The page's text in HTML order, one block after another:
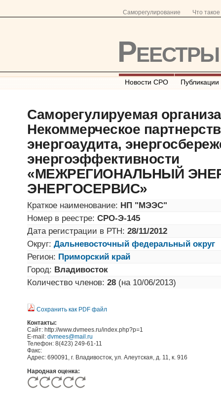
Саморегулирование Что
Новости СРО Публикации
Саморегулируемая
Некоммерческое
энергоаудита,
энергоэффективности
«МЕЖРЕГИОНАЛЬНЫЙ
ЭНЕРГОСЕРВИС»
Краткое наименование: НП "МЭЭС"
Номер в реестре: СРО-Э-145
Дата регистрации в РТН: 28/11/2012
Округ: Дальневосточный федеральный округ
Регион: Приморский край
Город: Владивосток
Количество членов: 28 (на 10/06/2013)
Сохранить как PDF файл
Контакты:
Сайт: http://www.dvmees.ru/index.php?p=1
E-mail: dvmees@mail.ru
Телефон: 8(423) 249-61-11
Факс:
Адрес: 690091, г. Владивосток, ул. Алеутская, д. 11, к. 916
Народная оценка: